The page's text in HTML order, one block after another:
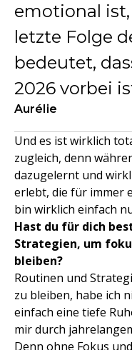
emotional
letzte Folge
bedeutet,
2026 vorbei
Aurélie
Und es ist wirklich
zugleich, denn
dazugelernt und
erlebt, die für immer
bin wirklich einfach
Hast du für dich
Strategien, um
bleiben?
Routinen und
zu bleiben, habe ich
einfach eine tiefe
mir durch
Denn ohne Fokus